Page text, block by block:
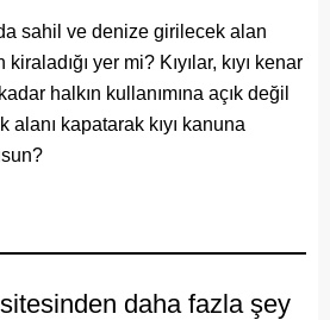
sahil ve denize girilecek alan
yer mi? Kıyılar, kıyı kenar
halkın kullanımına açık değil
kapatarak kıyı kanuna
daha fazla şey